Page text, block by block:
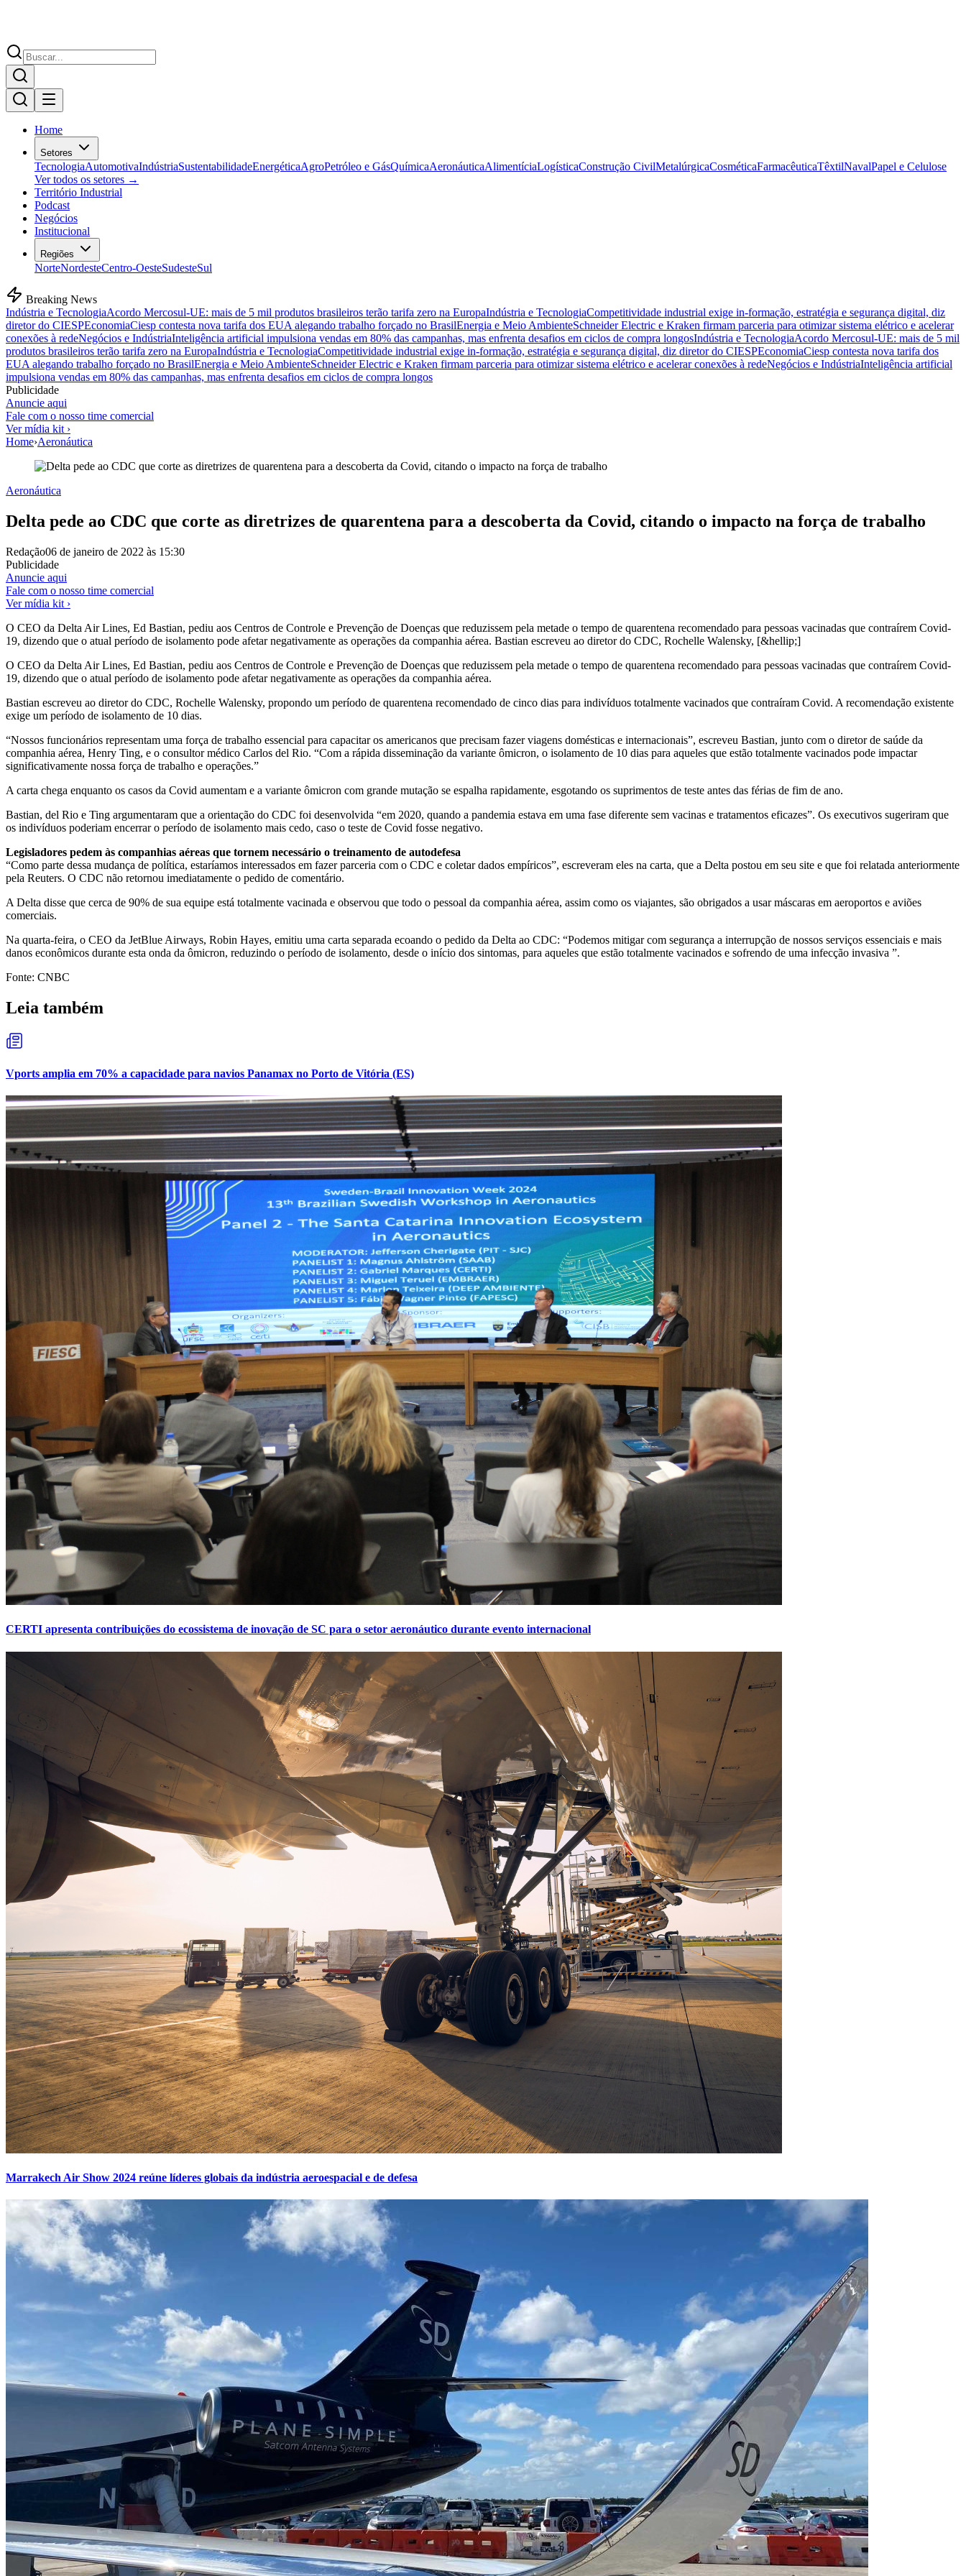
Home
Setores
TecnologiaAutomotivaIndústriaSustentabilidadeEnergéticaAgroPetróleo e GásQuímicaAeronáuticaAlimentíciaLogísticaConstrução CivilMetalúrgicaCosméticaFarmacêuticaTêxtilNavalPapel e Celulose
Ver todos os setores →
Território Industrial
Podcast
Negócios
Institucional
Regiões
NorteNordesteCentro-OesteSudesteSul
Breaking News
Indústria e TecnologiaAcordo Mercosul-UE: mais de 5 mil produtos brasileiros terão tarifa zero na EuropaIndústria e TecnologiaCompetitividade industrial exige in-formação, estratégia e segurança digital, diz
diretor do CIESPEconomiaCiesp contesta nova tarifa dos EUA alegando trabalho forçado no BrasilEnergia e Meio AmbienteSchneider Electric e Kraken firmam parceria para otimizar sistema elétrico e acelerar
conexões à redeNegócios e IndústriaInteligência artificial impulsiona vendas em 80% das campanhas, mas enfrenta desafios em ciclos de compra longosIndústria e TecnologiaAcordo Mercosul-UE: mais de 5 mil
produtos brasileiros terão tarifa zero na EuropaIndústria e TecnologiaCompetitividade industrial exige in-formação, estratégia e segurança digital, diz diretor do CIESPEconomiaCiesp contesta nova tarifa dos
EUA alegando trabalho forçado no BrasilEnergia e Meio AmbienteSchneider Electric e Kraken firmam parceria para otimizar sistema elétrico e acelerar conexões à redeNegócios e IndústriaInteligência artificial
impulsiona vendas em 80% das campanhas, mas enfrenta desafios em ciclos de compra longos
Publicidade
Anuncie aqui
Fale com o nosso time comercial
Ver mídia kit ›
Home›Aeronáutica
Aeronáutica
Delta pede ao CDC que corte as diretrizes de quarentena para a descoberta da Covid, citando o impacto na força de trabalho
Redação06 de janeiro de 2022 às 15:30
Publicidade
Anuncie aqui
Fale com o nosso time comercial
Ver mídia kit ›
O CEO da Delta Air Lines, Ed Bastian, pediu aos Centros de Controle e Prevenção de Doenças que reduzissem pela metade o tempo de quarentena recomendado para pessoas vacinadas que contraírem Covid-
19, dizendo que o atual período de isolamento pode afetar negativamente as operações da companhia aérea. Bastian escreveu ao diretor do CDC, Rochelle Walensky, [&hellip;]
O CEO da Delta Air Lines, Ed Bastian, pediu aos Centros de Controle e Prevenção de Doenças que reduzissem pela metade o tempo de quarentena recomendado para pessoas vacinadas que contraírem Covid-
19, dizendo que o atual período de isolamento pode afetar negativamente as operações da companhia aérea.
Bastian escreveu ao diretor do CDC, Rochelle Walensky, propondo um período de quarentena recomendado de cinco dias para indivíduos totalmente vacinados que contraíram Covid. A recomendação existente
exige um período de isolamento de 10 dias.
“Nossos funcionários representam uma força de trabalho essencial para capacitar os americanos que precisam fazer viagens domésticas e internacionais”, escreveu Bastian, junto com o diretor de saúde da
companhia aérea, Henry Ting, e o consultor médico Carlos del Rio. “Com a rápida disseminação da variante ômicron, o isolamento de 10 dias para aqueles que estão totalmente vacinados pode impactar
significativamente nossa força de trabalho e operações.”
A carta chega enquanto os casos da Covid aumentam e a variante ômicron com grande mutação se espalha rapidamente, esgotando os suprimentos de teste antes das férias de fim de ano.
Bastian, del Rio e Ting argumentaram que a orientação do CDC foi desenvolvida “em 2020, quando a pandemia estava em uma fase diferente sem vacinas e tratamentos eficazes”. Os executivos sugeriram que
os indivíduos poderiam encerrar o período de isolamento mais cedo, caso o teste de Covid fosse negativo.
Legisladores pedem às companhias aéreas que tornem necessário o treinamento de autodefesa
“Como parte dessa mudança de política, estaríamos interessados ​​em fazer parceria com o CDC e coletar dados empíricos”, escreveram eles na carta, que a Delta postou em seu site e que foi relatada anteriormente
pela Reuters. O CDC não retornou imediatamente o pedido de comentário.
A Delta disse que cerca de 90% de sua equipe está totalmente vacinada e observou que todo o pessoal da companhia aérea, assim como os viajantes, são obrigados a usar máscaras em aeroportos e aviões
comerciais.
Na quarta-feira, o CEO da JetBlue Airways, Robin Hayes, emitiu uma carta separada ecoando o pedido da Delta ao CDC: “Podemos mitigar com segurança a interrupção de nossos serviços essenciais e mais
danos econômicos durante esta onda da ômicron, reduzindo o período de isolamento, desde o início dos sintomas, para aqueles que estão totalmente vacinados e sofrendo de uma infecção invasiva ”.
Fonte: CNBC
Leia também
Vports amplia em 70% a capacidade para navios Panamax no Porto de Vitória (ES)
CERTI apresenta contribuições do ecossistema de inovação de SC para o setor aeronáutico durante evento internacional
Marrakech Air Show 2024 reúne líderes globais da indústria aeroespacial e de defesa